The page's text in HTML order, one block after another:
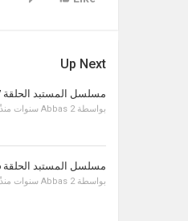
Up Next
مسلسل المستبد الحلقة 7 مدبلج
بواسطة Abbas 2 سنوات منذُ
مسلسل المستبد الحلقة 6 مدبلج
بواسطة Abbas 2 سنوات منذُ